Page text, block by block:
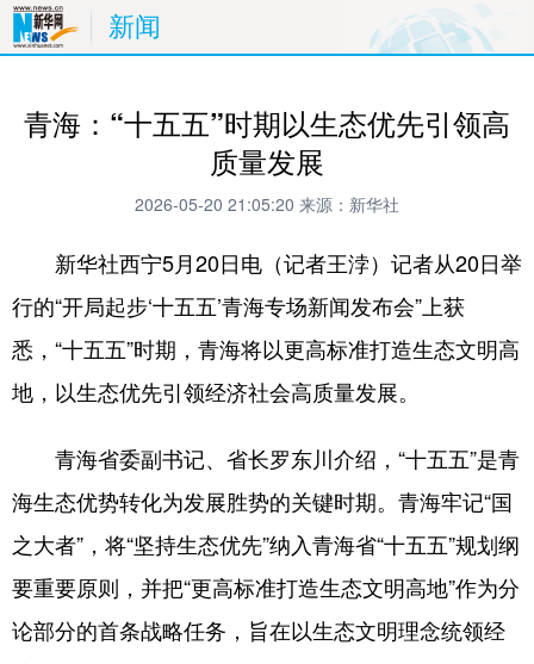
新闻
青海：“十五五”时期以生态优先引领高
质量发展
2026-05-20 21:05:20 来源：新华社
新华社西宁5月20日电（记者王浡）记者从20日举
行的“开局起步‘十五五’青海专场新闻发布会”上获
悉，“十五五”时期，青海将以更高标准打造生态文明高
地，以生态优先引领经济社会高质量发展。
青海省委副书记、省长罗东川介绍，“十五五”是青
海生态优势转化为发展胜势的关键时期。青海牢记“国
之大者”，将“坚持生态优先”纳入青海省“十五五”规划纲
要重要原则，并把“更高标准打造生态文明高地”作为分
论部分的首条战略任务，旨在以生态文明理念统领经